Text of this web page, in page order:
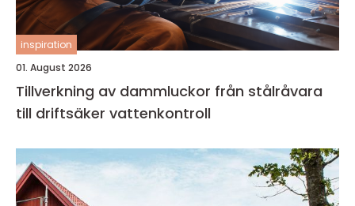
inspiration
01. August 2026
Tillverkning av dammluckor från stålråvara
till driftsäker vattenkontroll